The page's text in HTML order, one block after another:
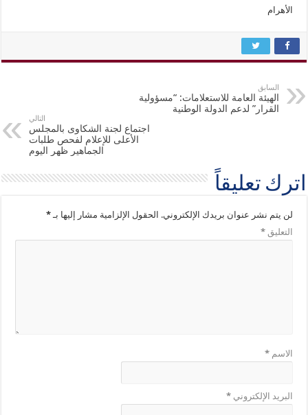
الأهرام
السابق
الهيئة العامة للاستعلامات: “مسؤولية
القرار” لدعم الدولة الوطنية
التالي
اجتماع لجنة الشكاوى بالمجلس
الأعلى للإعلام لفحص طلبات
الجماهير ظهر اليوم
اترك تعليقاً
لن يتم نشر عنوان بريدك الإلكتروني. الحقول الإلزامية مشار إليها بـ*
التعليق*
الاسم*
البريد الإلكتروني*